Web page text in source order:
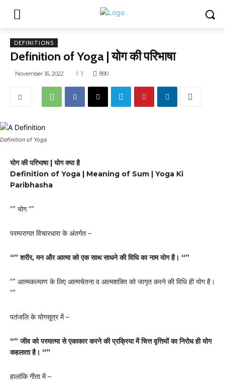
DEFINITIONS
Definition of Yoga | योग की परिभाषा
November 16, 2022 1 890
Definition of Yoga
योग की परिभाषा | योग क्या है
Definition of Yoga | Meaning of Sum | Yoga Ki
Paribhasha
“” योग “”
परम्परागत विचारधारा के अंतर्गत –
“” शरीर, मन और आत्मा को एक साथ साधने की विधि का नाम योग है। “”
“” आत्मकल्याण के लिए आत्मचेतना व आत्मशक्ति को जागृत करने की विधि ही योग है।
“”
पतंजलि के योगसूत्र में –
“” जीव को परमात्मा से एकाकार करने की प्रक्रिया में चित्त वृत्तियों का निरोध ही योग
कहलाता है। “”
हालांकि गीता में –